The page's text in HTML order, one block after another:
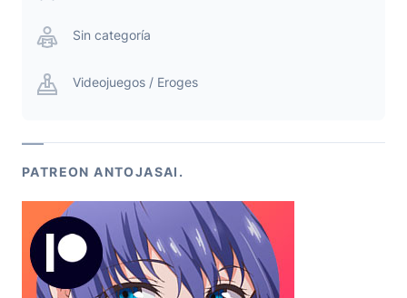
Sin categoría
Videojuegos / Eroges
PATREON ANTOJASAI.